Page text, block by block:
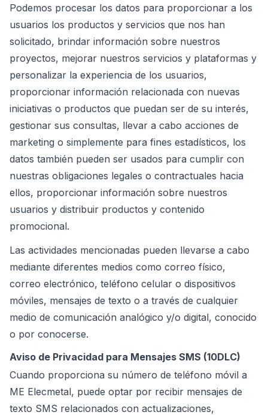
Podemos procesar los datos para proporcionar a los
usuarios los productos y servicios que nos han
solicitado, brindar información sobre nuestros
proyectos, mejorar nuestros servicios y plataformas y
personalizar la experiencia de los usuarios,
proporcionar información relacionada con nuevas
iniciativas o productos que puedan ser de su interés,
gestionar sus consultas, llevar a cabo acciones de
marketing o simplemente para fines estadísticos, los
datos también pueden ser usados para cumplir con
nuestras obligaciones legales o contractuales hacia
ellos, proporcionar información sobre nuestros
usuarios y distribuir productos y contenido
promocional.
Las actividades mencionadas pueden llevarse a cabo
mediante diferentes medios como correo físico,
correo electrónico, teléfono celular o dispositivos
móviles, mensajes de texto o a través de cualquier
medio de comunicación analógico y/o digital, conocido
o por conocerse.
Aviso de Privacidad para Mensajes SMS (10DLC)
Cuando proporciona su número de teléfono móvil a
ME Elecmetal, puede optar por recibir mensajes de
texto SMS relacionados con actualizaciones,